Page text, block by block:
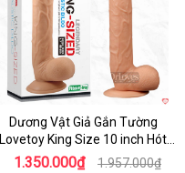
Dương Vật Giả Gắn Tường
Lovetoy King Size 10 inch Hót
Mua Ngay
1.350.000₫ 1.957.000₫